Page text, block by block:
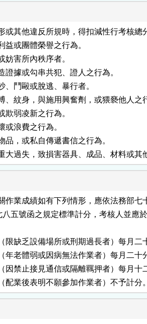
或其他違反所規時，得扣減性行考核總
益或團體榮譽之行為。
妨害所內秩序者。
證據或勾串共犯、證人之行為。
、鬥毆或脫逃、暴行者。
、紋身，與施用興奮劑，或猥褻他人之
欺弱凌新之行為。
或浪費之行為。
品，或私自傳遞書信之行為。
大過失，致損害器具、成品、材料或其
作業成績如有下列情形，應依法務部七
八五號函之規定標準計分，考核人並應
限缺乏設備場所或刑期過長者）每月二
年老體弱或因病無法作業者）每月二十
因禁止接見通信或隔離羈押者）每月十
配業後表明不願參加作業者）不予計分